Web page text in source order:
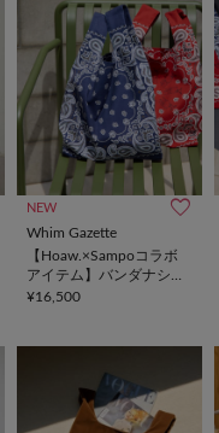
NEW
Whim Gazette
【Hoaw.×Sampoコラボ
アイテム】バンダナショ
ッパー
¥16,500